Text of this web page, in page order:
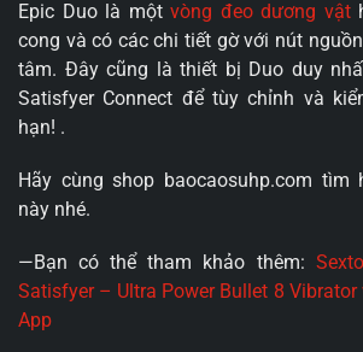
Epic Duo là mộtvòng đeo dương vật
cong và có các chi tiết gờ với nút
tâm. Đây cũng là thiết bị Duo duy
Satisfyer Connect để tùy chỉnh và
hạn! .
Hãy cùng shop baocaosuhp.com tìm
này nhé.
—Bạn có thể tham khảo thêm:
Satisfyer – Ultra Power Bullet 8
App